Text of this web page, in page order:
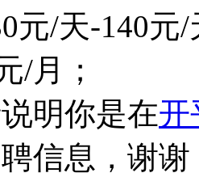
元/天-140
/月；
明你是在开
信息，谢谢